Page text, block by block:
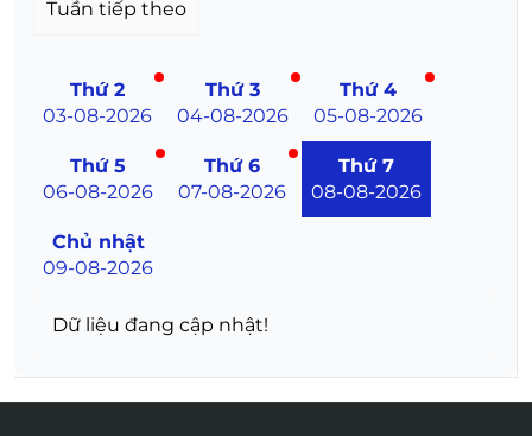
Tuần tiếp theo
Thứ 2
03-08-2026
Thứ 3
04-08-2026
Thứ 4
05-08-2026
Thứ 5
06-08-2026
Thứ 6
07-08-2026
Thứ 7
08-08-2026
Chủ nhật
09-08-2026
Dữ liệu đang cập nhật!